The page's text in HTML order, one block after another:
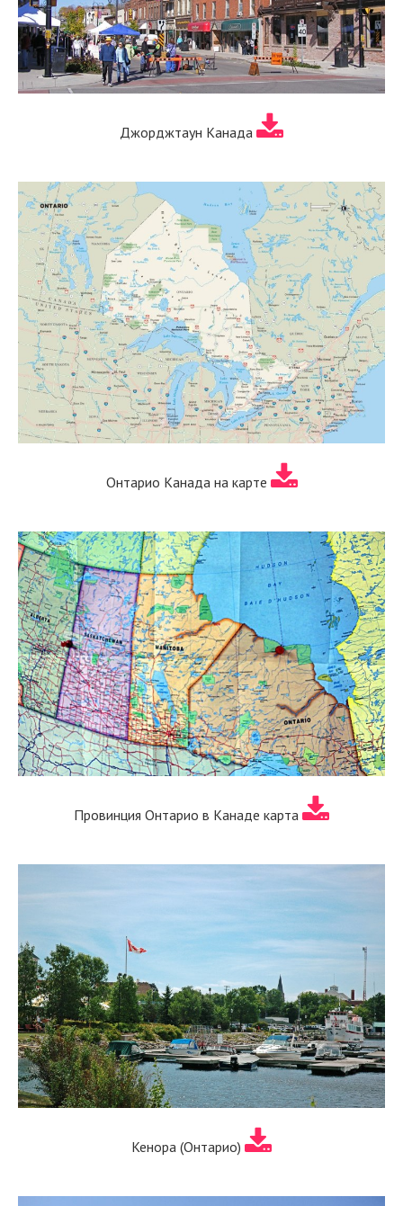
Джорджтаун Канада
Онтарио Канада на карте
Провинция Онтарио в Канаде карта
Кенора (Онтарио)